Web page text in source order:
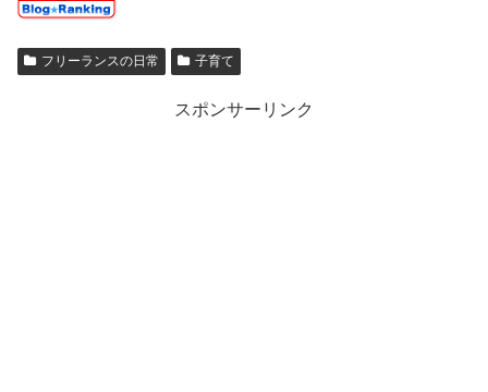
フリーランスの日常 子育て
スポンサーリンク